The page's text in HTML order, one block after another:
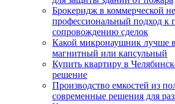
Брокеридж в коммерческой
профессиональный подход к
сопровождению сделок
Какой микронаушник лучше
магнитный или капсульный
Купить квартиру в
решение
Производство емкостей из
современные решения для